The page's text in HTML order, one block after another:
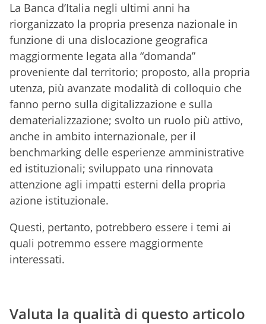
La Banca d’Italia negli ultimi anni ha
riorganizzato la propria presenza nazionale in
funzione di una dislocazione geografica
maggiormente legata alla “domanda”
proveniente dal territorio; proposto, alla propria
utenza, più avanzate modalità di colloquio che
fanno perno sulla digitalizzazione e sulla
dematerializzazione; svolto un ruolo più attivo,
anche in ambito internazionale, per il
benchmarking delle esperienze amministrative
ed istituzionali; sviluppato una rinnovata
attenzione agli impatti esterni della propria
azione istituzionale.
Questi, pertanto, potrebbero essere i temi ai
quali potremmo essere maggiormente
interessati.
Valuta la qualità di questo articolo